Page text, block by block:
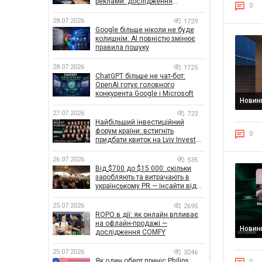
0
0
впливає на ефективність
кампаній
28.07.2026 1729
Google більше ніколи не буде
колишнім: AI повністю змінює
правила пошуку
28.07.2026 1725
ChatGPT більше не чат-бот:
OpenAI готує головного
конкурента Google і Microsoft
27.07.2026 723
Найбільший інвестиційний
форум країни: встигніть
придбати квиток на Lviv Invest
26.07.2026 535
Від $700 до $15 000: скільки
заробляють та витрачають в
українському PR — інсайти від
25.07.2026 2695
ROPO в дії: як онлайн впливає
на офлайн-продажі —
дослідження COMFY
25.07.2026 3246